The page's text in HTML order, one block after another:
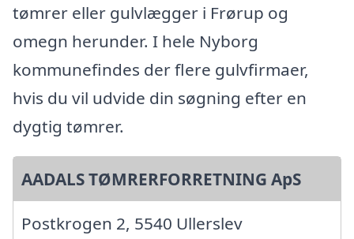
tømrer eller gulvlægger i Frørup og
omegn herunder. I hele Nyborg
kommunefindes der flere gulvfirmaer,
hvis du vil udvide din søgning efter en
dygtig tømrer.
AADALS TØMRERFORRETNING ApS
Postkrogen 2, 5540 Ullerslev